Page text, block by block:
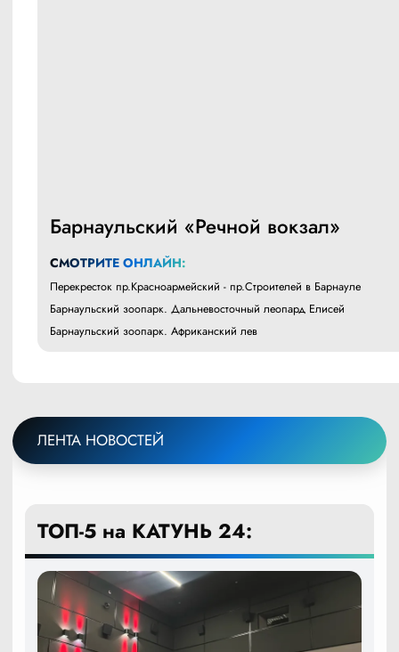
Барнаульский «Речной вокзал»
СМОТРИТЕ ОНЛАЙН:
Перекресток пр.Красноармейский - пр.Строителей в Барнауле
Барнаульский зоопарк. Дальневосточный леопард Елисей
Барнаульский зоопарк. Африканский лев
ЛЕНТА НОВОСТЕЙ
ТОП-5 на КАТУНЬ 24: